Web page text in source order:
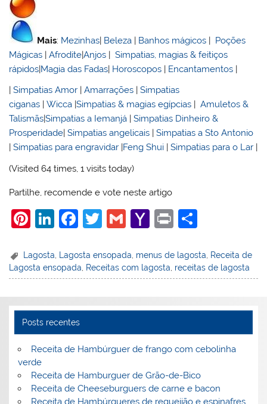
Mais: Mezinhas| Beleza | Banhos mágicos | Poções
Mágicas |Afrodite|Anjos |Simpatias, magias & feitiços
rápidos|Magia das Fadas| Horoscopos | Encantamentos |
|Simpatias Amor |Amarrações |Simpatias
ciganas |Wicca |Simpatias & magias egípcias |Amuletos &
Talismãs|Simpatias a Iemanjá |Simpatias Dinheiro &
Prosperidade |Simpatias angelicais |Simpatias a Sto Antonio
|Simpatias para engravidar Feng Shui |Simpatias para o Lar
(Visited 64 times, 1 visits today)
Partilhe, recomende e vote neste artigo
Pi
er
e
st
Li
k
e
n
F
c
e
o
o
k
T
itt
er
G
ai
l
Y
h
o
M
ai
l
Pr
t
ar
e
Lagosta Lagosta ensopada menus de lagosta Receita de
Lagosta ensopada
Receitas com lagosta receitas de lagosta
Posts recentes
Receita de Hambúrguer de frango com cebolinha
verde
Receita de Hamburguer de Grão-de-Bico
Receita de Cheeseburguers de carne e bacon
Receita de Hambúrgueres de requeijão e espinafres